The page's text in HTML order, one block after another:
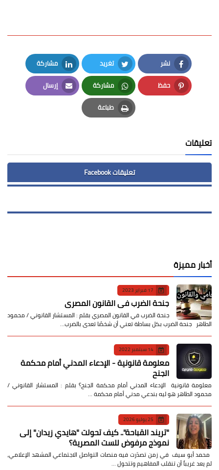
نشر
Facebook
تغريد
Twitter
مشاركة
LinkedIn
حفظ
Pinterest
مشاركة
Whatsapp
إرسال
Email
طباعة
Print
تعليقات
تعليقات Facebook
أخبار مميزة
17 فبراير 2023
جنحة الضرب في القانون المصري
جنحة الضرب في القانون المصري بقلم : المستشار القانوني / محمود
الطاهر جنحة الضرب بكل بساطة تعني أن شخصًا تعدى بالضرب…
14 سبتمبر 2022
معلومة قانونية - الإدعاء المدني أمام محكمة
الجنح
معلومة قانونية الإدعاء المدني أمام محكمة الجنح؟ بقلم : المستشار القانوني /
محمود الطاهر هو ليه بندعي مدني أمام محكمة …
25 يوليو 2026
​"تريند القباحة".. كيف تحولت "هايدي زيدان" إلى
نموذج مرفوض للست المصرية؟
​ محمد أبو سيف ​في زمن تصدّرت فيه منصات التواصل الاجتماعي المشهد الإعلامي،
لم يعد غريباً أن تنقلب المفاهيم وتتحول …